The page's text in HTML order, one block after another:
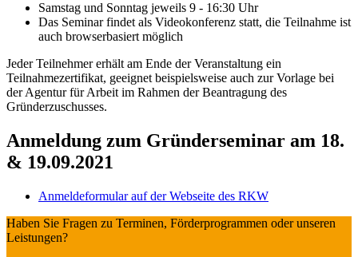
Samstag und Sonntag jeweils 9 - 16:30 Uhr
Das Seminar findet als Videokonferenz statt, die Teilnahme ist
auch browserbasiert möglich
Jeder Teilnehmer erhält am Ende der Veranstaltung ein
Teilnahmezertifikat, geeignet beispielsweise auch zur Vorlage bei
der Agentur für Arbeit im Rahmen der Beantragung des
Gründerzuschusses.
Anmeldung zum Gründerseminar am 18.
& 19.09.2021
Anmeldeformular auf der Webseite des RKW
Haben Sie Fragen zu Terminen, Förderprogrammen oder unseren
Leistungen?